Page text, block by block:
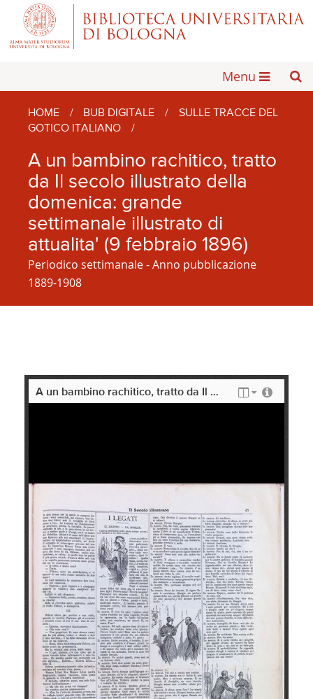
Menu
HOME / BUB DIGITALE /
SULLE TRACCE DEL
GOTICO ITALIANO
/
A un bambino rachitico, tratto
da Il secolo illustrato della
domenica: grande
settimanale illustrato di
attualita' (9 febbraio 1896)
Periodico settimanale - Anno pubblicazione
1889-1908
+
Add Item
A un bambino rachitico, tratto da Il secolo illustrato della domenica: grande settimanale illustrato di attualita' (9 febbraio 1896)